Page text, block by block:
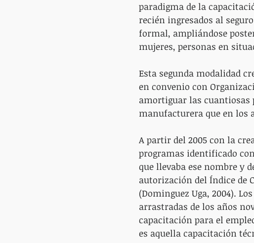
paradigma de la
recién ingresados al
formal, ampliándose
mujeres, personas en
Esta segunda modalidad
en convenio con
amortiguar las cuantiosas
manufacturera que en los
A partir del 2005 con la
programas identificado
que llevaba ese nombre y
autorización del Índice de
(Dominguez Uga, 2004).
arrastradas de los años
capacitación para el
es aquella capacitación